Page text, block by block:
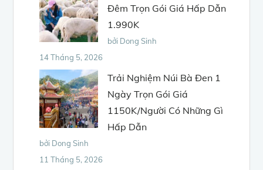
Đêm Trọn Gói Giá Hấp Dẫn
1.990K
bởi Dong Sinh
14 Tháng 5, 2026
Trải Nghiệm Núi Bà Đen 1
Ngày Trọn Gói Giá
1150K/Người Có Những Gì
Hấp Dẫn
bởi Dong Sinh
11 Tháng 5, 2026